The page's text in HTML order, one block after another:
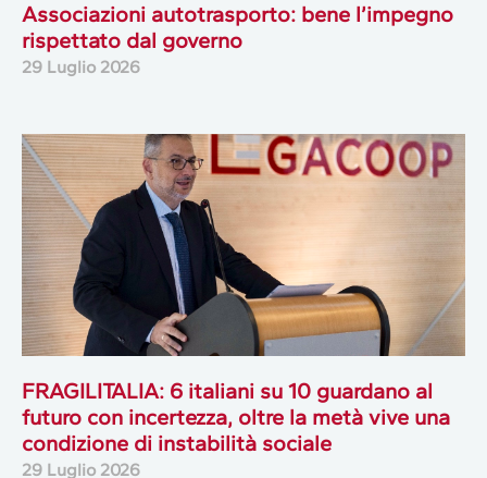
Associazioni autotrasporto: bene l’impegno
rispettato dal governo
29 Luglio 2026
FRAGILITALIA: 6 italiani su 10 guardano al
futuro con incertezza, oltre la metà vive una
condizione di instabilità sociale
29 Luglio 2026